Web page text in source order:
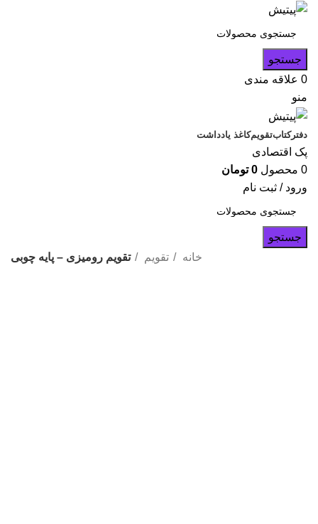
جستجو
0 علاقه مندی
منو
دفترکتابتقویمکاغذ یادداشت
پک اقتصادی
0 محصول 0 تومان
ورود / ثبت نام
جستجو
خانه
تقویم تقویم رومیزی – پایه چوبی